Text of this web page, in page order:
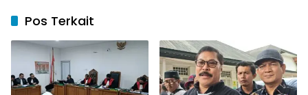
Pos Terkait